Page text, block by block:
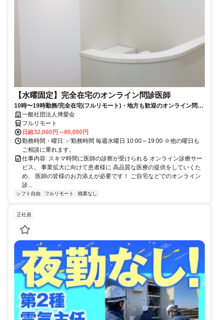
【水曜固定】完全在宅のオンライン問診医師
10時〜19時勤務/完全在宅(フルリモート)・地方も歓迎のオンライン問診
業務一般社団法人博愛会
フルリモート
日給32,000円～80,000円
勤務時間・曜日: ✅勤務時間 毎週水曜日 10:00～19:00 ※他の曜日も
ご相談に乗れます。
仕事内容: スキマ時間に医師の診察が受けられる オンライン診療サー
ビス。 事業拡大に向けて患者様に 高品質な医療の提供をしていくた
め、 医師の皆様のお力添えが必要です！ ご自宅などでのオンライン
診...
シフト自由 フルリモート 残業なし
正社員